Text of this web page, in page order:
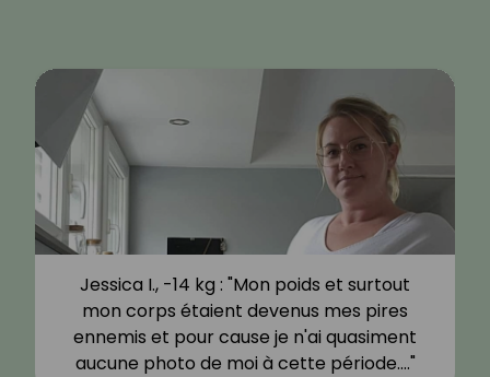
Jessica I., -14 kg : "Mon poids et surtout
mon corps étaient devenus mes pires
ennemis et pour cause je n'ai quasiment
aucune photo de moi à cette période.…"